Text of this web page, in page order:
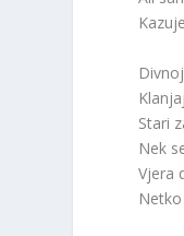
Stari
Nek
Vjera